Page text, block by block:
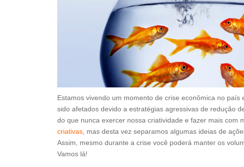
Estamos vivendo um momento de crise econômica no
sido afetados devido a estratégias agressivas de redução
do que nunca exercer nossa criatividade e fazer mais com
criativas , mas desta vez separamos algumas ideias de
Assim, mesmo durante a crise você poderá manter os
Vamos lá!